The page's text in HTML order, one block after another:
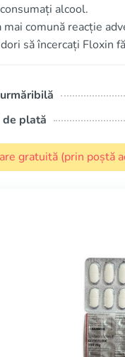
alcool.
mai comună reacție
să încercați Floxin
plată
gratuită (prin poștă